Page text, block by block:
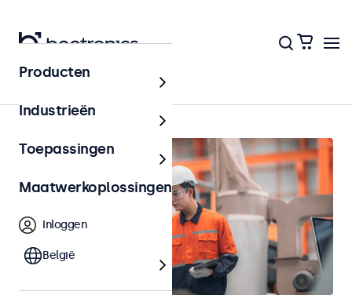
Home
Producten
Industrieën
Toepassingen
Maatwerkoplossingen
Inloggen
België